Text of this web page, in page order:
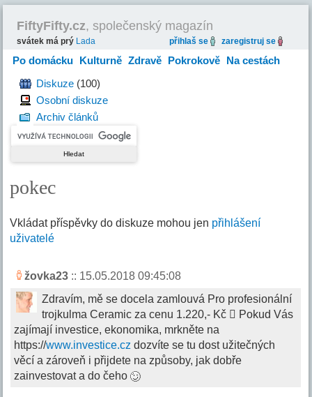
FiftyFifty.cz, společenský magazín
svátek má prý Lada přihlaš se zaregistruj se
Po domácku Kulturně Zdravě Pokrokově Na cestách
HravěDiskuze (100)
Osobní diskuze
Archiv článků
pokec
Vkládat příspěvky do diskuze mohou jen přihlášení
uživatelé
žovka23 :: 15.05.2018 09:45:08
Zdravím, mě se docela zamlouvá Pro profesionální
trojkulma Ceramic za cenu 1.220,- Kč  Pokud Vás
zajímají investice, ekonomika, mrkněte na
https://www.investice.cz dozvíte se tu dost užitečných
věcí a zároveň i přijdete na způsoby, jak dobře
zainvestovat a do čeho